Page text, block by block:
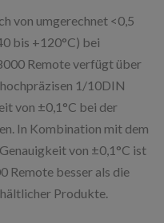
von umgerechnet <0,5
bis +120°C) bei
Remote verfügt über
hochpräzisen 1/10DIN
von ±0,1°C bei der
In Kombination mit dem
von ±0,1°C ist
Remote besser als die
Produkte.